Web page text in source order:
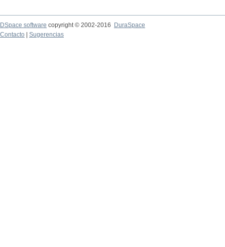
DSpace software copyright © 2002-2016
DuraSpace
Contacto
Sugerencias